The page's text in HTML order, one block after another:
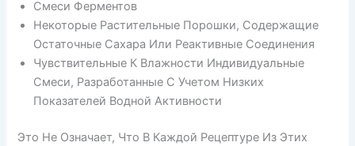
Смеси Ферментов
Некоторые Растительные Порошки, Содержащие
Остаточные Сахара Или Реактивные Соединения
Чувствительные К Влажности Индивидуальные
Смеси, Разработанные С Учетом Низких
Показателей Водной Активности
Это Не Означает, Что В Каждой Рецептуре Из Этих